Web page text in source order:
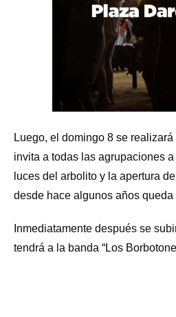
Luego, el domingo 8 se
invita a todas las agrupaciones
luces del arbolito y la apertura
desde hace algunos años
Inmediatamente después se
tendrá a la banda “Los